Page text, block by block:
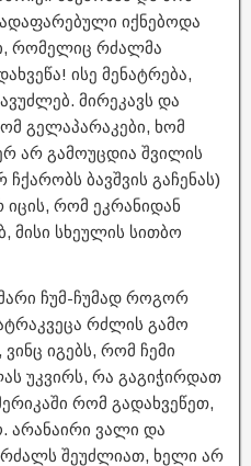
იქნებოდა
რომელიც რძალმა
ისე მენატრება,
მირეკავს და
გელაპარაკები, ხომ
არ გამოუცდია შვილის
ბავშვის გაჩენას)
იცის, რომ ეკრანიდან
მისი სხეულის სითბო
ჩუმ-ჩუმად როგორ
რძლის გამო
ვინც იგებს, რომ ჩემი
უკვირს, რა გაგიჭირდათ
რომ გადახვეწეთ,
ვალი და
რძალს შეუძლიათ, ხელი არ